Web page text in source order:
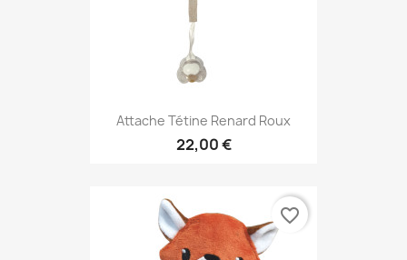
Attache Tétine Renard Roux
22,00 €
favorite_border